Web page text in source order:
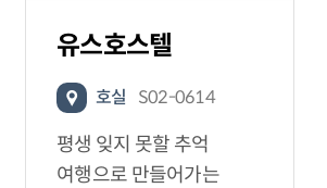
유스호스텔
호실 S02-0614
평생 잊지 못할 추억
여행으로 만들어가는